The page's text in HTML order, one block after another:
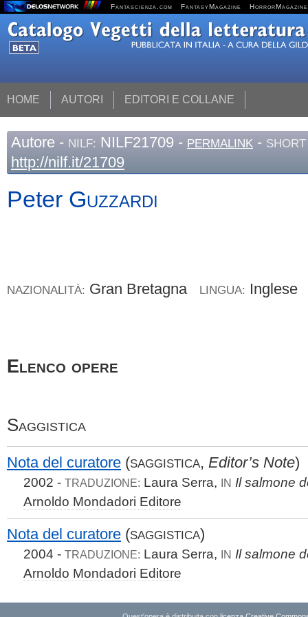
Fantascienza.com FantasyMagazine HorrorMagazine
HOME AUTORI EDITORI E COLLANE
Autore - NILF: NILF21709 - PERMALINK -
http://nilf.it/21709
Peter Guzzardi
NAZIONALITÀ: Gran Bretagna LINGUA: Inglese
Elenco opere
Saggistica
Nota del curatore (SAGGISTICA, Editor’s Note)
2002 - TRADUZIONE: Laura Serra, IN Il salmone
Arnoldo Mondadori Editore
Nota del curatore (SAGGISTICA)
2004 - TRADUZIONE: Laura Serra, IN Il salmone
Arnoldo Mondadori Editore